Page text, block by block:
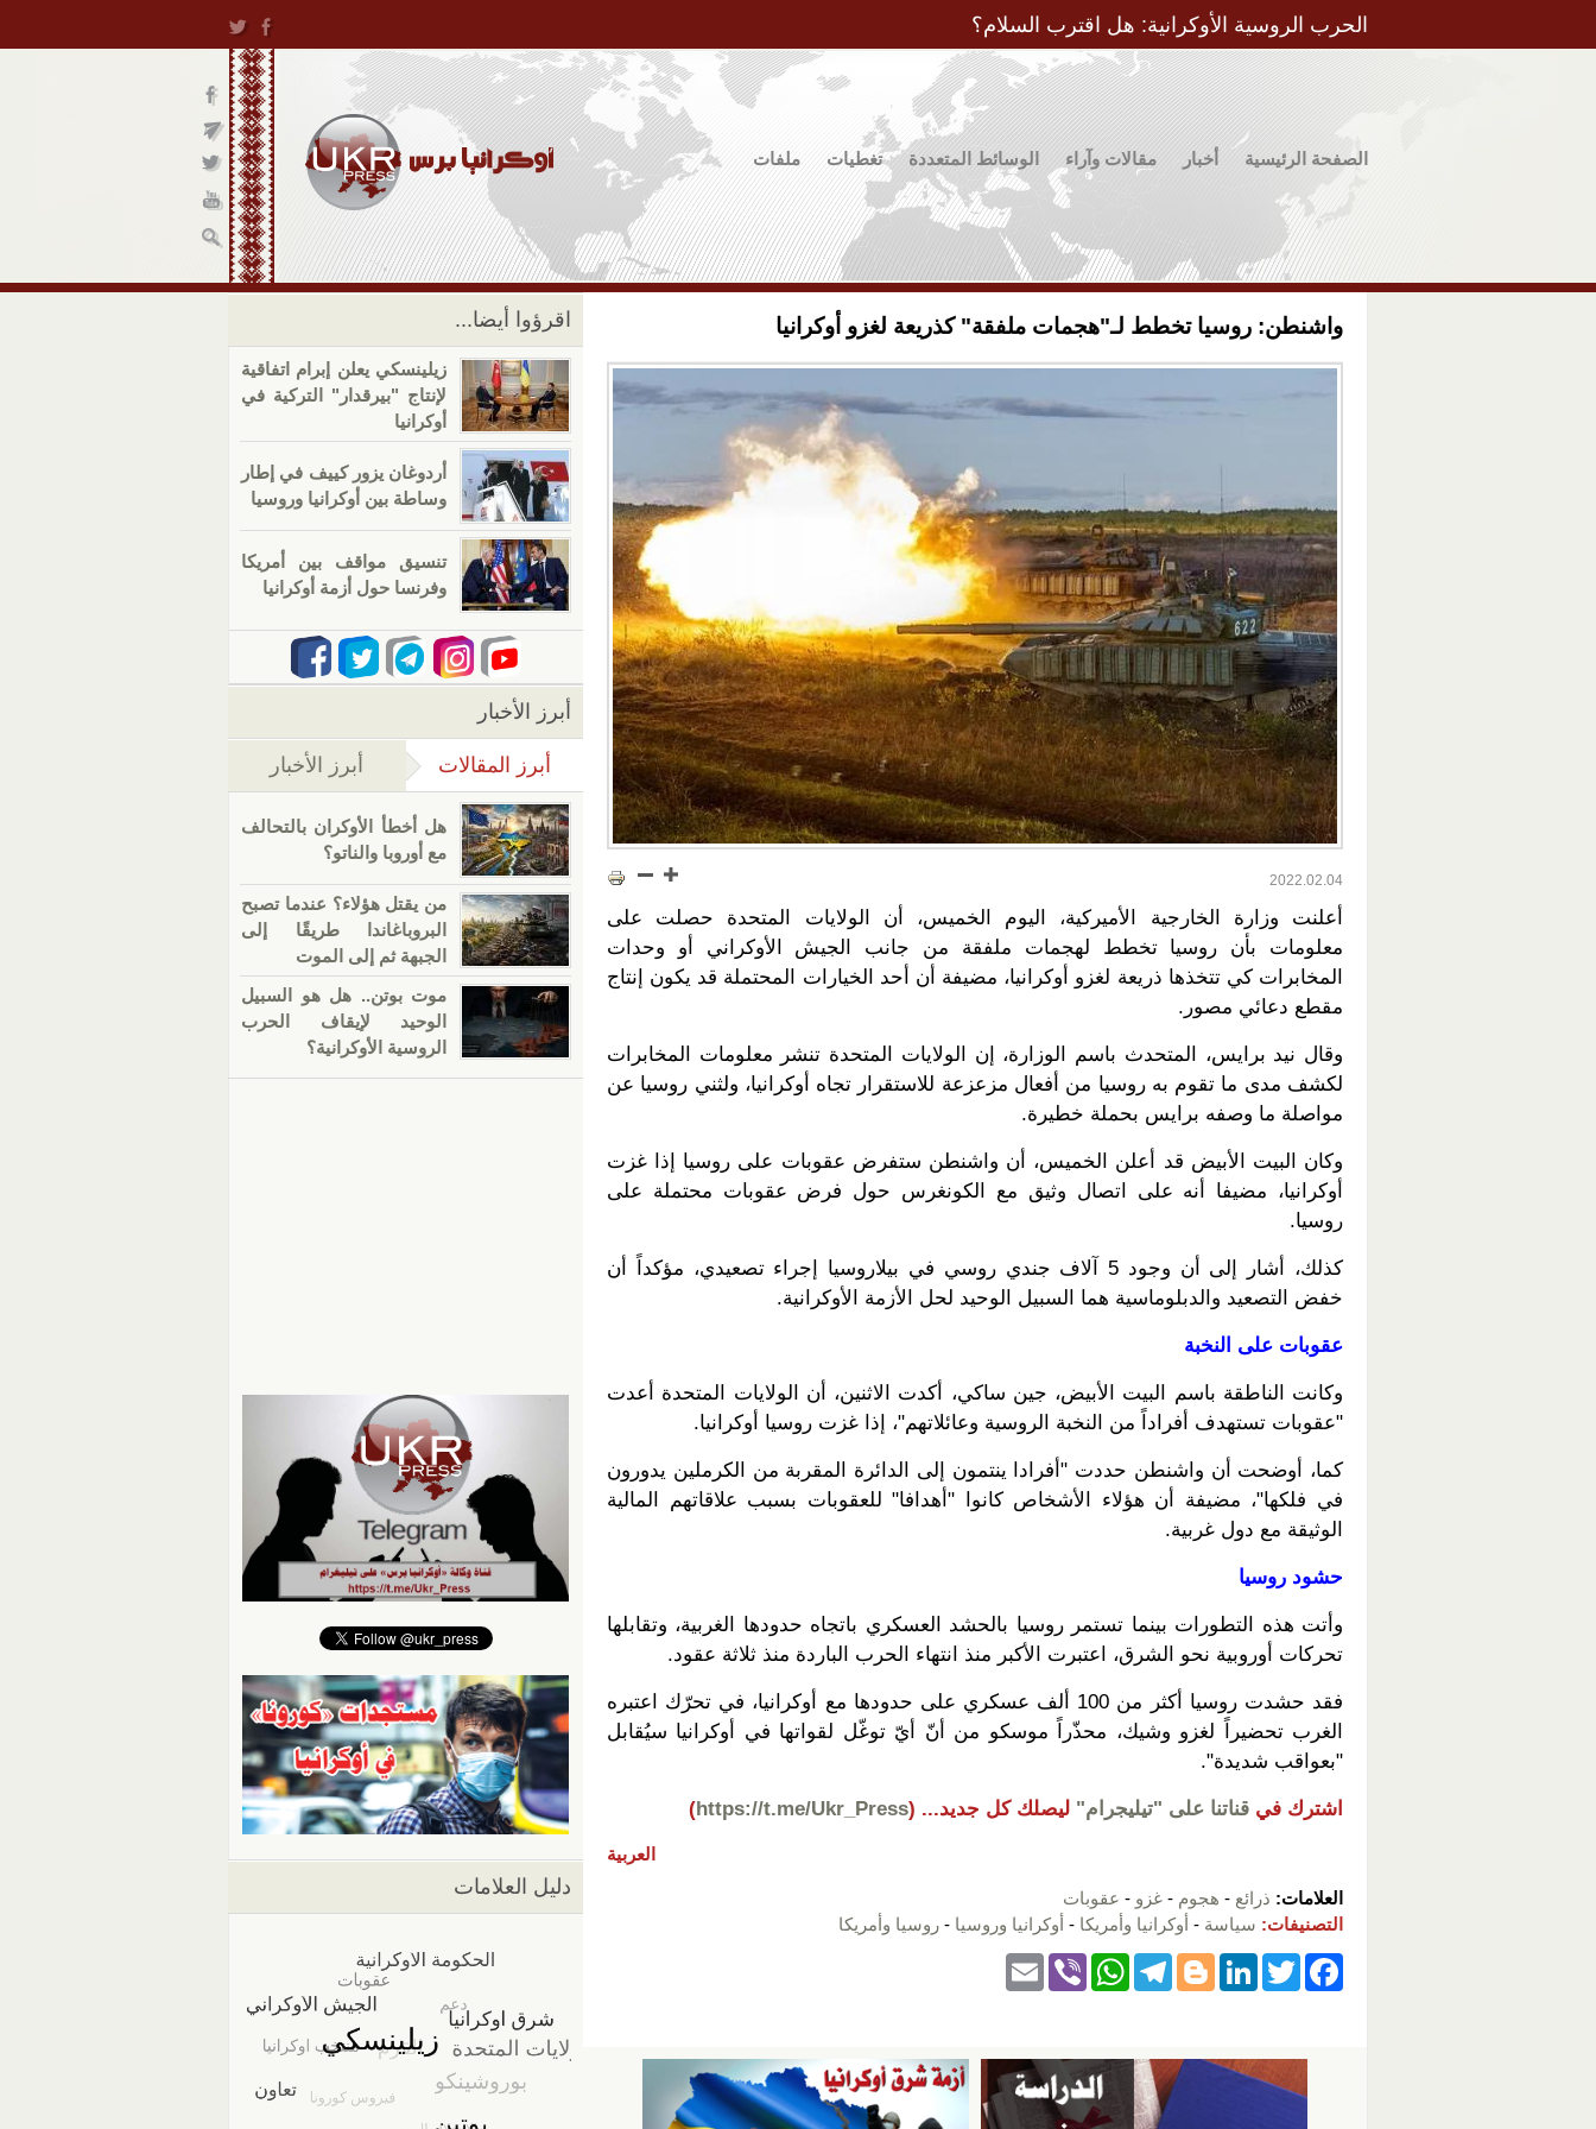
الحرب الروسية الأوكرانية: هل اقترب السلام؟
الصفحة الرئيسية أخبار مقالات وآراء الوسائط المتعددة تغطيات ملفات
واشنطن: روسيا تخطط لـ"هجمات ملفقة" كذريعة لغزو أوكرانيا
2022.02.04
أعلنت وزارة الخارجية الأميركية، اليوم الخميس، أن الولايات المتحدة حصلت على
معلومات بأن روسيا تخطط لهجمات ملفقة من جانب الجيش الأوكراني أو وحدات
المخابرات كي تتخذها ذريعة لغزو أوكرانيا، مضيفة أن أحد الخيارات المحتملة قد يكون إنتاج
مقطع دعائي مصور.
وقال نيد برايس، المتحدث باسم الوزارة، إن الولايات المتحدة تنشر معلومات المخابرات
لكشف مدى ما تقوم به روسيا من أفعال مزعزعة للاستقرار تجاه أوكرانيا، ولثني روسيا عن
مواصلة ما وصفه برايس بحملة خطيرة.
وكان البيت الأبيض قد أعلن الخميس، أن واشنطن ستفرض عقوبات على روسيا إذا غزت
أوكرانيا، مضيفا أنه على اتصال وثيق مع الكونغرس حول فرض عقوبات محتملة على
روسيا.
كذلك، أشار إلى أن وجود 5 آلاف جندي روسي في بيلاروسيا إجراء تصعيدي، مؤكداً أن
خفض التصعيد والدبلوماسية هما السبيل الوحيد لحل الأزمة الأوكرانية.
عقوبات على النخبة
وكانت الناطقة باسم البيت الأبيض، جين ساكي، أكدت الاثنين، أن الولايات المتحدة أعدت
"عقوبات تستهدف أفراداً من النخبة الروسية وعائلاتهم"، إذا غزت روسيا أوكرانيا.
كما، أوضحت أن واشنطن حددت "أفرادا ينتمون إلى الدائرة المقربة من الكرملين يدورون
في فلكها"، مضيفة أن هؤلاء الأشخاص كانوا "أهدافا" للعقوبات بسبب علاقاتهم المالية
الوثيقة مع دول غربية.
حشود روسيا
وأتت هذه التطورات بينما تستمر روسيا بالحشد العسكري باتجاه حدودها الغربية، وتقابلها
تحركات أوروبية نحو الشرق، اعتبرت الأكبر منذ انتهاء الحرب الباردة منذ ثلاثة عقود.
فقد حشدت روسيا أكثر من 100 ألف عسكري على حدودها مع أوكرانيا، في تحرّك اعتبره
الغرب تحضيراً لغزو وشيك، محذّراً موسكو من أنّ أيّ توغّل لقواتها في أوكرانيا سيُقابل
"بعواقب شديدة".
اشترك في قناتنا على "تيليجرام" ليصلك كل جديد... (
https://t.me/Ukr_Press
)
العربية
العلامات: ذرائع - هجوم - غزو - عقوبات
التصنيفات: سياسة - أوكرانيا وأمريكا - أوكرانيا وروسيا - روسيا وأمريكا
F
e
T
er
Li
Bl
g
T
gr
W
s
Vi
اقرؤوا أيضا...
زيلينسكي يعلن إبرام اتفاقية
لإنتاج "بيرقدار" التركية في
أوكرانيا
أردوغان يزور كييف في إطار
وساطة بين أوكرانيا وروسيا
تنسيق مواقف بين أمريكا
وفرنسا حول أزمة أوكرانيا
أبرز الأخبار
أبرز المقالات (علامة التبويب النشطة)
أبرز الأخبار
هل أخطأ الأوكران بالتحالف
مع أوروبا والناتو؟
من يقتل هؤلاء؟ عندما تصبح
البروباغاندا طريقًا إلى
الجبهة ثم إلى الموت
موت بوتن.. هل هو السبيل
الوحيد لإيقاف الحرب
الروسية الأوكرانية؟
دليل العلامات